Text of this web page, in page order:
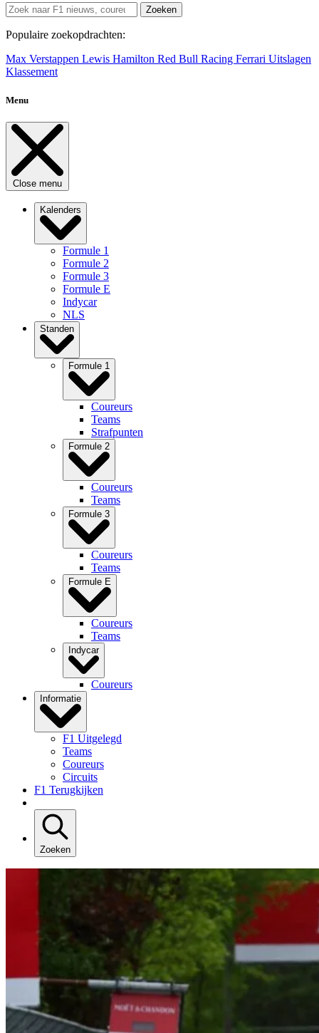
Zoeken
Populaire zoekopdrachten:
Max Verstappen Lewis Hamilton Red Bull Racing Ferrari Uitslagen
Klassement
Menu
Close menu
Kalenders
Formule 1
Formule 2
Formule 3
Formule E
Indycar
NLS
Standen
Formule 1
Coureurs
Teams
Strafpunten
Formule 2
Coureurs
Teams
Formule 3
Coureurs
Teams
Formule E
Coureurs
Teams
Indycar
Coureurs
Informatie
F1 Uitgelegd
Teams
Coureurs
Circuits
F1 Terugkijken
Zoeken